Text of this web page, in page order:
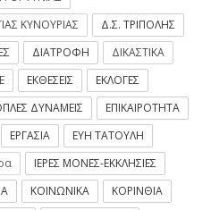
ΚΥΝΟΥΡΙΑΣ
Δ.Σ. ΤΡΙΠΟΛΗΣ
ΔΙΑΤΡΟΦΗ
ΔΙΚΑΣΤΙΚΑ
ΕΚΘΕΣΕΙΣ
ΕΚΛΟΓΕΣ
ΔΥΝΑΜΕΙΣ
ΕΠΙΚΑΙΡΟΤΗΤΑ
ΕΡΓΑΣΙΑ
ΕΥΗ ΤΑΤΟΥΛΗ
ΙΕΡΕΣ ΜΟΝΕΣ-ΕΚΚΛΗΣΙΕΣ
ΚΟΙΝΩΝΙΚΑ
ΚΟΡΙΝΘΙΑ